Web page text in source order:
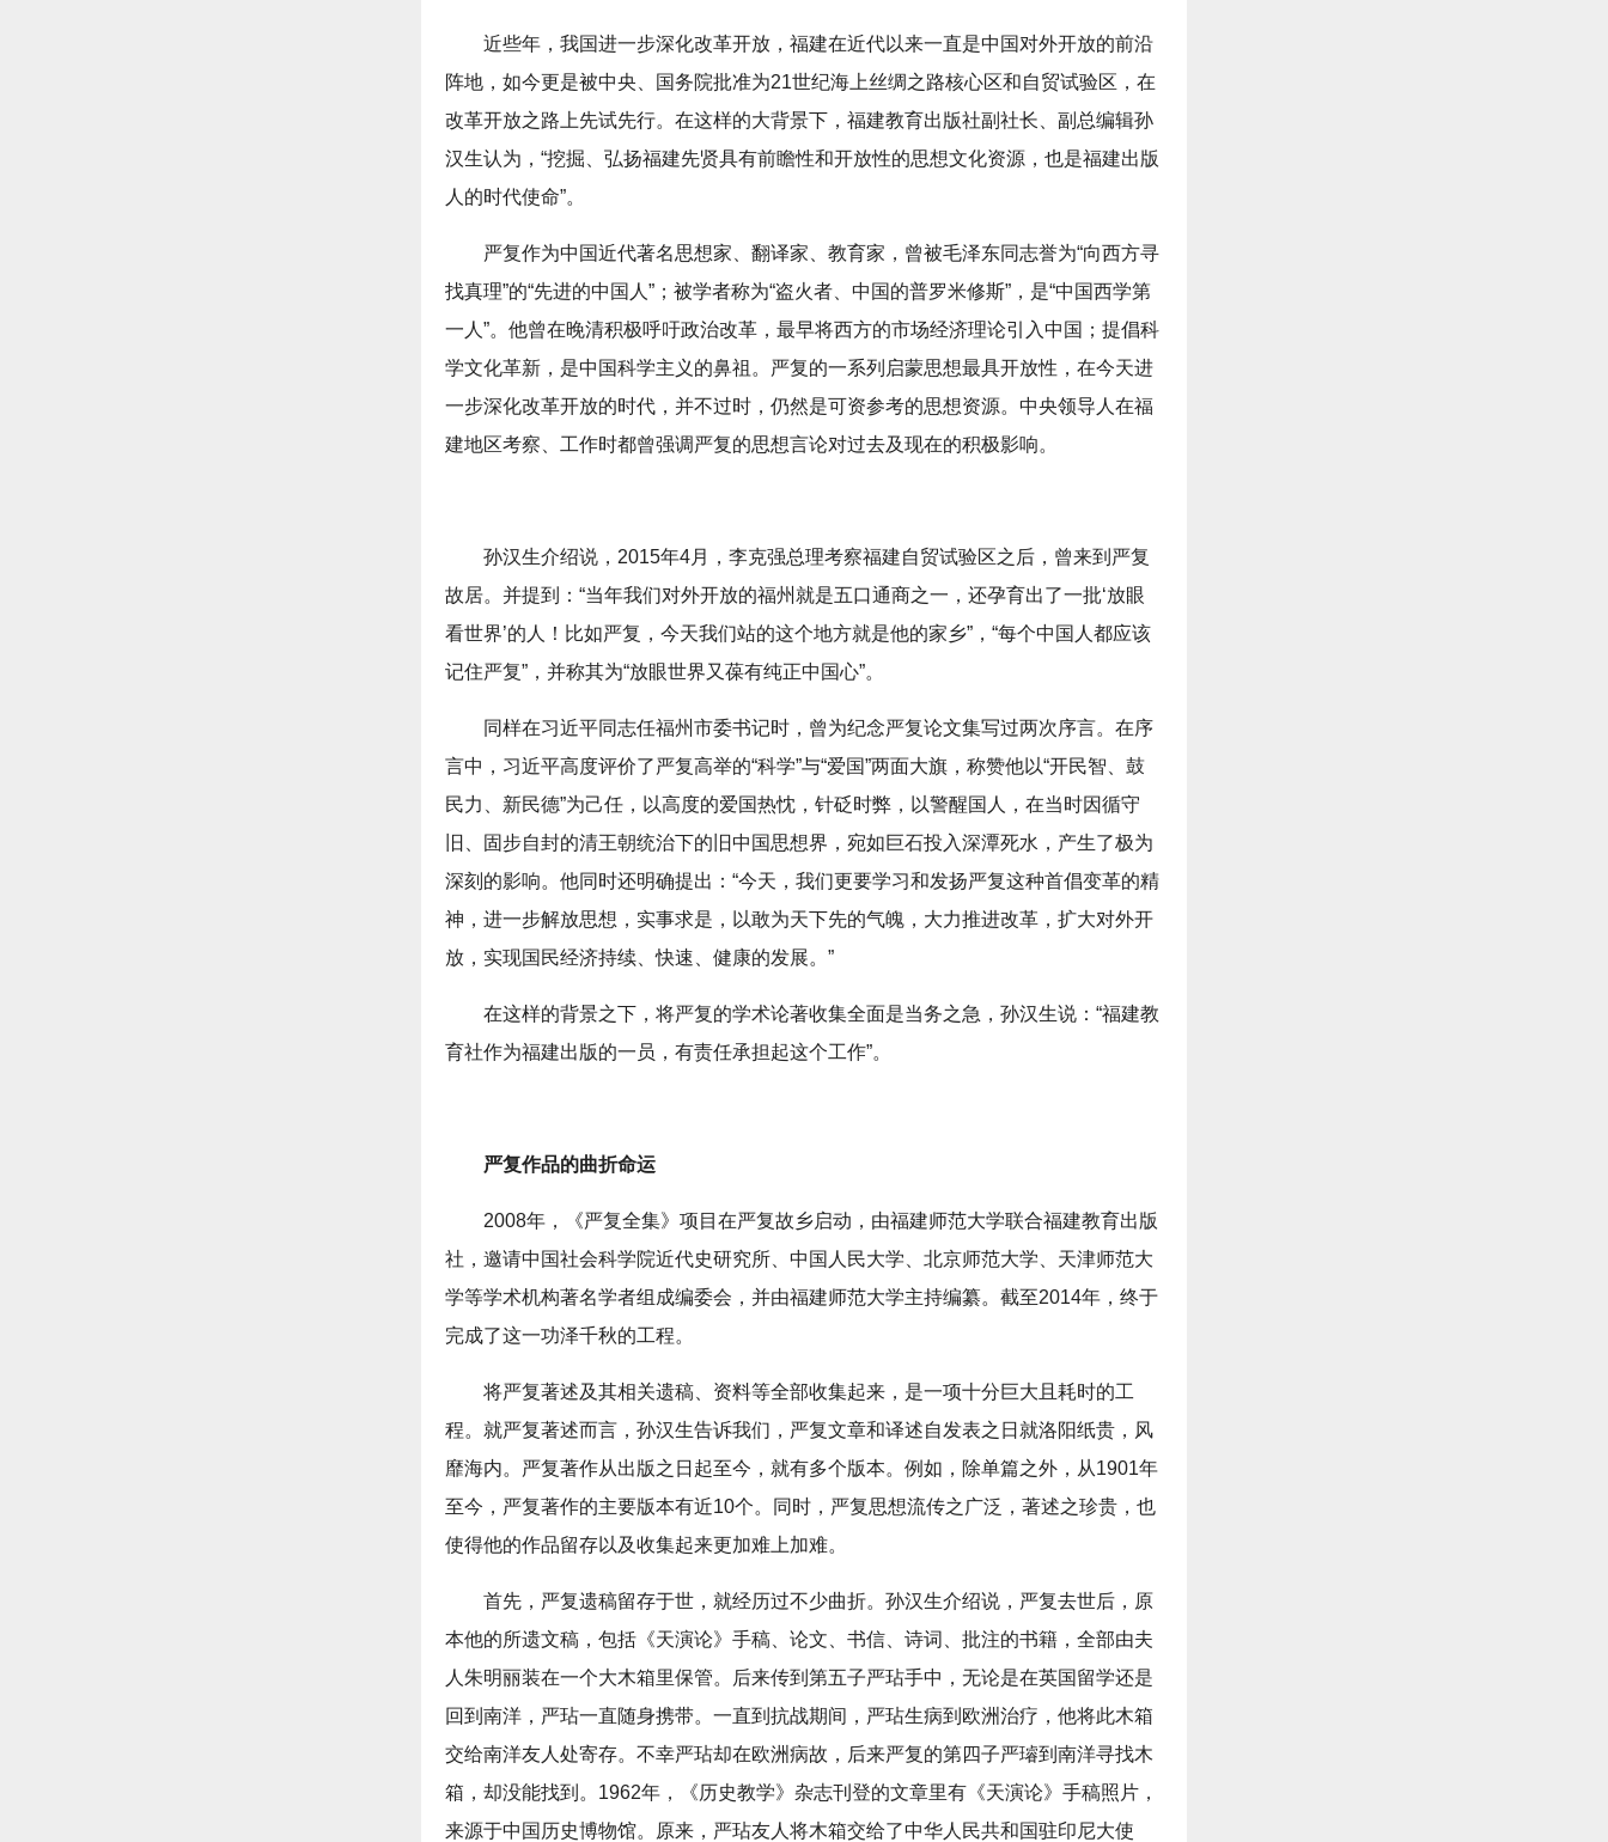
近些年，我国进一步深化改革开放，福建在近代以来一直是中国对外开放的前沿
阵地，如今更是被中央、国务院批准为21世纪海上丝绸之路核心区和自贸试验区，在
改革开放之路上先试先行。在这样的大背景下，福建教育出版社副社长、副总编辑孙
汉生认为，“挖掘、弘扬福建先贤具有前瞻性和开放性的思想文化资源，也是福建出版
人的时代使命”。
严复作为中国近代著名思想家、翻译家、教育家，曾被毛泽东同志誉为“向西方寻
找真理”的“先进的中国人”；被学者称为“盗火者、中国的普罗米修斯”，是“中国西学第
一人”。他曾在晚清积极呼吁政治改革，最早将西方的市场经济理论引入中国；提倡科
学文化革新，是中国科学主义的鼻祖。严复的一系列启蒙思想最具开放性，在今天进
一步深化改革开放的时代，并不过时，仍然是可资参考的思想资源。中央领导人在福
建地区考察、工作时都曾强调严复的思想言论对过去及现在的积极影响。
孙汉生介绍说，2015年4月，李克强总理考察福建自贸试验区之后，曾来到严复
故居。并提到：“当年我们对外开放的福州就是五口通商之一，还孕育出了一批‘放眼
看世界’的人！比如严复，今天我们站的这个地方就是他的家乡”，“每个中国人都应该
记住严复”，并称其为“放眼世界又葆有纯正中国心”。
同样在习近平同志任福州市委书记时，曾为纪念严复论文集写过两次序言。在序
言中，习近平高度评价了严复高举的“科学”与“爱国”两面大旗，称赞他以“开民智、鼓
民力、新民德”为己任，以高度的爱国热忱，针砭时弊，以警醒国人，在当时因循守
旧、固步自封的清王朝统治下的旧中国思想界，宛如巨石投入深潭死水，产生了极为
深刻的影响。他同时还明确提出：“今天，我们更要学习和发扬严复这种首倡变革的精
神，进一步解放思想，实事求是，以敢为天下先的气魄，大力推进改革，扩大对外开
放，实现国民经济持续、快速、健康的发展。”
在这样的背景之下，将严复的学术论著收集全面是当务之急，孙汉生说：“福建教
育社作为福建出版的一员，有责任承担起这个工作”。
严复作品的曲折命运
2008年，《严复全集》项目在严复故乡启动，由福建师范大学联合福建教育出版
社，邀请中国社会科学院近代史研究所、中国人民大学、北京师范大学、天津师范大
学等学术机构著名学者组成编委会，并由福建师范大学主持编纂。截至2014年，终于
完成了这一功泽千秋的工程。
将严复著述及其相关遗稿、资料等全部收集起来，是一项十分巨大且耗时的工
程。就严复著述而言，孙汉生告诉我们，严复文章和译述自发表之日就洛阳纸贵，风
靡海内。严复著作从出版之日起至今，就有多个版本。例如，除单篇之外，从1901年
至今，严复著作的主要版本有近10个。同时，严复思想流传之广泛，著述之珍贵，也
使得他的作品留存以及收集起来更加难上加难。
首先，严复遗稿留存于世，就经历过不少曲折。孙汉生介绍说，严复去世后，原
本他的所遗文稿，包括《天演论》手稿、论文、书信、诗词、批注的书籍，全部由夫
人朱明丽装在一个大木箱里保管。后来传到第五子严玷手中，无论是在英国留学还是
回到南洋，严玷一直随身携带。一直到抗战期间，严玷生病到欧洲治疗，他将此木箱
交给南洋友人处寄存。不幸严玷却在欧洲病故，后来严复的第四子严璿到南洋寻找木
箱，却没能找到。1962年，《历史教学》杂志刊登的文章里有《天演论》手稿照片，
来源于中国历史博物馆。原来，严玷友人将木箱交给了中华人民共和国驻印尼大使